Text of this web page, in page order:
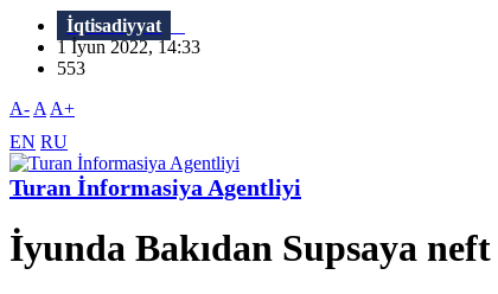
İqtisadiyyat
1 İyun 2022, 14:33
553
A- A A+
EN RU
Turan İnformasiya Agentliyi
İyunda Bakıdan Supsaya